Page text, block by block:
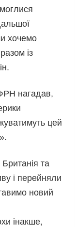
хочемо
із
нагадав,
цей
та
і перейняли
новий
інакше,